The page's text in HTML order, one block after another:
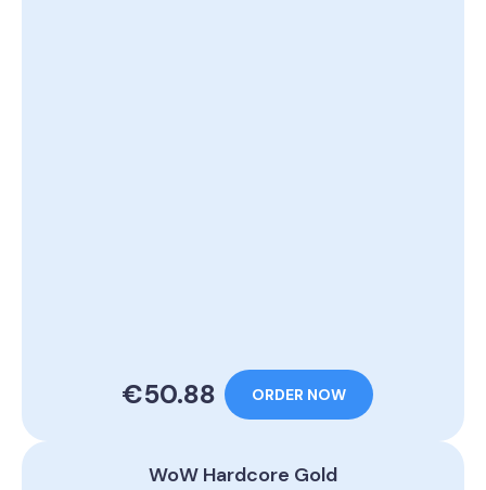
€50.88 ORDER NOW
WoW Hardcore Gold